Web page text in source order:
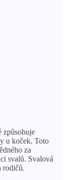
způsobuje
u koček. Toto
za
svalů. Svalová
rodičů.